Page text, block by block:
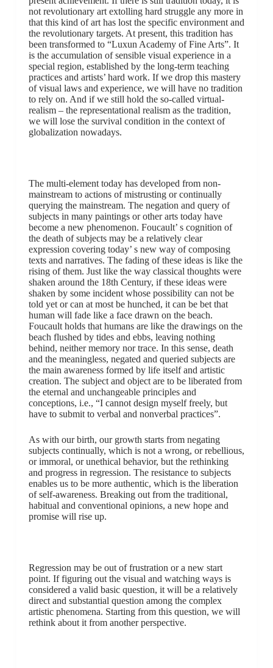
not revolutionary art extolling hard struggle any more in
that this kind of art has lost the specific environment and
the revolutionary targets. At present, this tradition has
been transformed to “Luxun Academy of Fine Arts”. It
is the accumulation of sensible visual experience in a
special region, established by the long-term teaching
practices and artists’ hard work. If we drop this mastery
of visual laws and experience, we will have no tradition
to rely on. And if we still hold the so-called virtual-
realism – the representational realism as the tradition,
we will lose the survival condition in the context of
globalization nowadays.
The multi-element today has developed from non-
mainstream to actions of mistrusting or continually
querying the mainstream. The negation and query of
subjects in many paintings or other arts today have
become a new phenomenon. Foucault’ s cognition of
the death of subjects may be a relatively clear
expression covering today’ s new way of composing
texts and narratives. The fading of these ideas is like the
rising of them. Just like the way classical thoughts were
shaken around the 18th Century, if these ideas were
shaken by some incident whose possibility can not be
told yet or can at most be hunched, it can be bet that
human will fade like a face drawn on the beach.
Foucault holds that humans are like the drawings on the
beach flushed by tides and ebbs, leaving nothing
behind, neither memory nor trace. In this sense, death
and the meaningless, negated and queried subjects are
the main awareness formed by life itself and artistic
creation. The subject and object are to be liberated from
the eternal and unchangeable principles and
conceptions, i.e., “I cannot design myself freely, but
have to submit to verbal and nonverbal practices”.
As with our birth, our growth starts from negating
subjects continually, which is not a wrong, or rebellious,
or immoral, or unethical behavior, but the rethinking
and progress in regression. The resistance to subjects
enables us to be more authentic, which is the liberation
of self-awareness. Breaking out from the traditional,
habitual and conventional opinions, a new hope and
promise will rise up.
Regression may be out of frustration or a new start
point. If figuring out the visual and watching ways is
considered a valid basic question, it will be a relatively
direct and substantial question among the complex
artistic phenomena. Starting from this question, we will
rethink about it from another perspective.